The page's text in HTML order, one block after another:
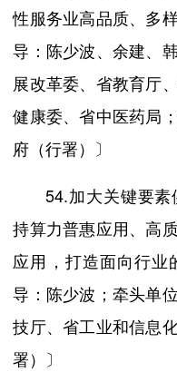
性服务业高品质、多
导：陈少波、余建、
展改革委、省教育厅
健康委、省中医药局
府（行署）〕
54.加大关键要
持算力普惠应用、高
应用，打造面向行业
导：陈少波；牵头单
技厅、省工业和信息
署）〕